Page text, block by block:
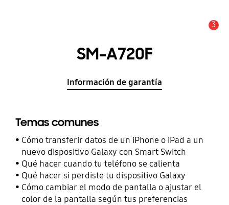
3
SM-A720F
Información de garantía
Temas comunes
Cómo transferir datos de un iPhone o iPad a un
nuevo dispositivo Galaxy con Smart Switch
Qué hacer cuando tu teléfono se calienta
Qué hacer si perdiste tu dispositivo Galaxy
Cómo cambiar el modo de pantalla o ajustar el
color de la pantalla según tus preferencias